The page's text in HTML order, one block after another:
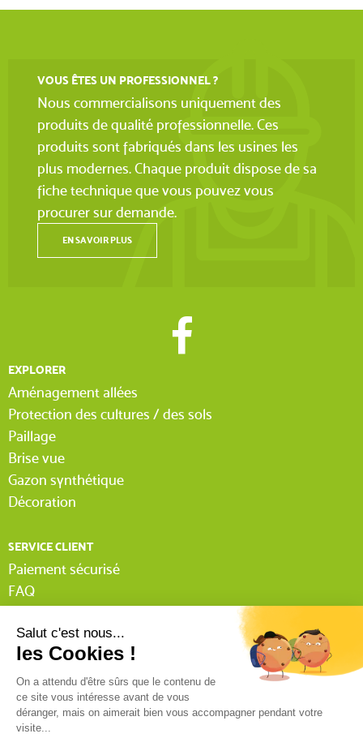
VOUS ÊTES UN PROFESSIONNEL ?
Nous commercialisons uniquement des
produits de qualité professionnelle. Ces
produits sont fabriqués dans les usines les
plus modernes. Chaque produit dispose de sa
fiche technique que vous pouvez vous
procurer sur demande.
EN SAVOIR PLUS
EXPLORER
Aménagement allées
Protection des cultures / des sols
Paillage
Brise vue
Gazon synthétique
Décoration
SERVICE CLIENT
Paiement sécurisé
FAQ
Lexique Tissnet
Suivi commande invité
Contactez-nous